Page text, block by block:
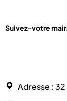
Suivez-votre
Adresse :